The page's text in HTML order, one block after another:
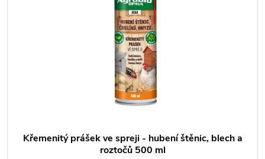
Křemenitý prášek ve spreji - hubení štěnic, blech a
roztočů 500 ml